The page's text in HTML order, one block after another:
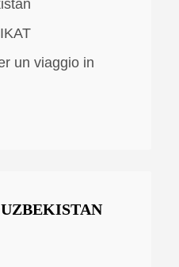
un viaggio in